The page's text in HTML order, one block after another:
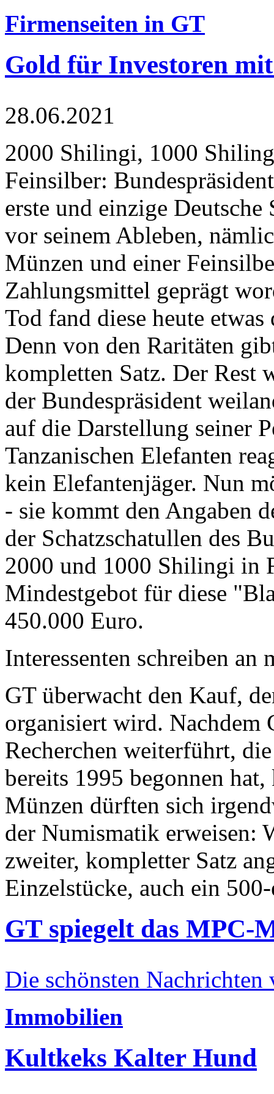
Firmenseiten in GT
Gold für Investoren
28.06.2021
2000 Shilingi, 1000
Feinsilber:
erste und einzige Deutsche
vor seinem Ableben,
Münzen und einer
Zahlungsmittel geprägt
Tod fand diese heute
Denn von den Raritäten
kompletten Satz. Der Rest
der Bundespräsident
auf die Darstellung seiner
Tanzanischen Elefanten
kein Elefantenjäger. Nun
- sie kommt den Angaben
der Schatzschatullen des
2000 und 1000 Shilingi in
Mindestgebot für diese
450.000 Euro.
Interessenten schreiben
GT überwacht den Kauf,
organisiert wird. Nachdem
Recherchen weiterführt,
bereits 1995 begonnen
Münzen dürften sich
der Numismatik erweisen:
zweiter, kompletter Satz
Einzelstücke, auch ein
GT spiegelt das MPC-
Die schönsten Nachrichten
Immobilien
Kultkeks Kalter Hund